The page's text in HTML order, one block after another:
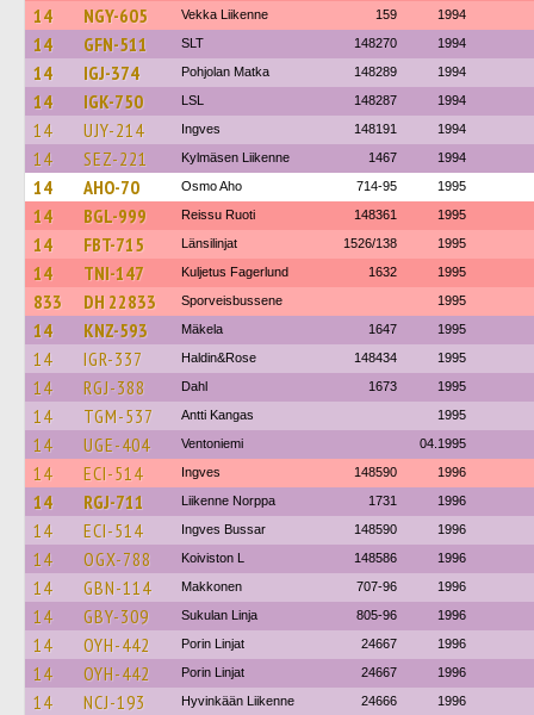
14 NGY-605 Vekka Liikenne 159 1994
14 GFN-511 SLT 148270 1994
14 IGJ-374 Pohjolan Matka 148289 1994
14 IGK-750 LSL 148287 1994
14 UJY-214 Ingves 148191 1994
14 SEZ-221 Kylmäsen Liikenne 1467 1994
14 AHO-70 Osmo Aho 714-95 1995
14 BGL-999 Reissu Ruoti 148361 1995
14 FBT-715 Länsilinjat 1526/138 1995
14 TNI-147 Kuljetus Fagerlund 1632 1995
833 DH 22833 Sporveisbussene 1995
14 KNZ-593 Mäkela 1647 1995
14 IGR-337 Haldin&Rose 148434 1995
14 RGJ-388 Dahl 1673 1995
14 TGM-537 Antti Kangas 1995
14 UGE-404 Ventoniemi 04.1995
14 ECI-514 Ingves 148590 1996
14 RGJ-711 Liikenne Norppa 1731 1996
14 ECI-514 Ingves Bussar 148590 1996
14 OGX-788 Koiviston L 148586 1996
14 GBN-114 Makkonen 707-96 1996
14 GBY-309 Sukulan Linja 805-96 1996
14 OYH-442 Porin Linjat 24667 1996
14 OYH-442 Porin Linjat 24667 1996
14 NCJ-193 Hyvinkään Liikenne 24666 1996